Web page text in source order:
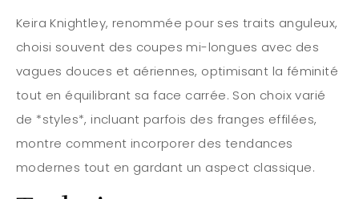
Keira Knightley, renommée pour ses traits anguleux,
choisi souvent des coupes mi-longues avec des
vagues douces et aériennes, optimisant la féminité
tout en équilibrant sa face carrée. Son choix varié
de *styles*, incluant parfois des franges effilées,
montre comment incorporer des tendances
modernes tout en gardant un aspect classique.